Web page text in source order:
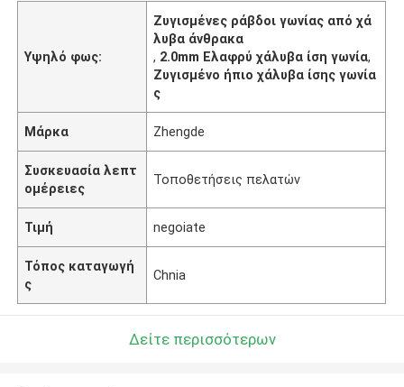
Υψηλό φως:
Ζυγισμένες ράβδοι γωνίας από χά
λυβα άνθρακα
, 2.0mm Ελαφρύ χάλυβα ίση γωνία,
Ζυγισμένο ήπιο χάλυβα ίσης γωνία
ς
Μάρκα Zhengde
Συσκευασία λεπτ
ομέρειες
Τοποθετήσεις πελατών
Τιμή negoiate
Τόπος καταγωγή
ς
Chnia
Δείτε περισσότερων